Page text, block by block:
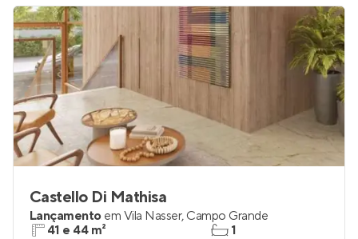
Castello Di Mathisa
Lançamento em Vila Nasser, Campo Grande
41 e 44 m²
1